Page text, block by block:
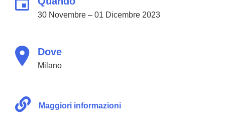
30 Novembre – 01 Dicembre 2023
Dove
Milano
Maggiori informazioni